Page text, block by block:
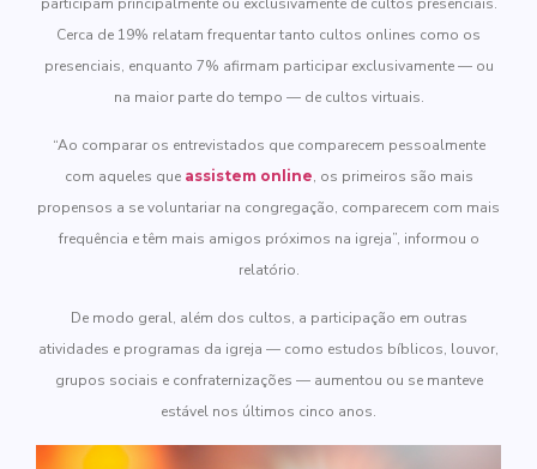
Cerca de 19% relatam frequentar tanto cultos onlines como os
presenciais, enquanto 7% afirmam participar exclusivamente — ou
na maior parte do tempo — de cultos virtuais.
“Ao comparar os entrevistados que comparecem pessoalmente
com aqueles que assistem online, os primeiros são mais
propensos a se voluntariar na congregação, comparecem com mais
frequência e têm mais amigos próximos na igreja”, informou o
relatório.
De modo geral, além dos cultos, a participação em outras
atividades e programas da igreja — como estudos bíblicos, louvor,
grupos sociais e confraternizações — aumentou ou se manteve
estável nos últimos cinco anos.